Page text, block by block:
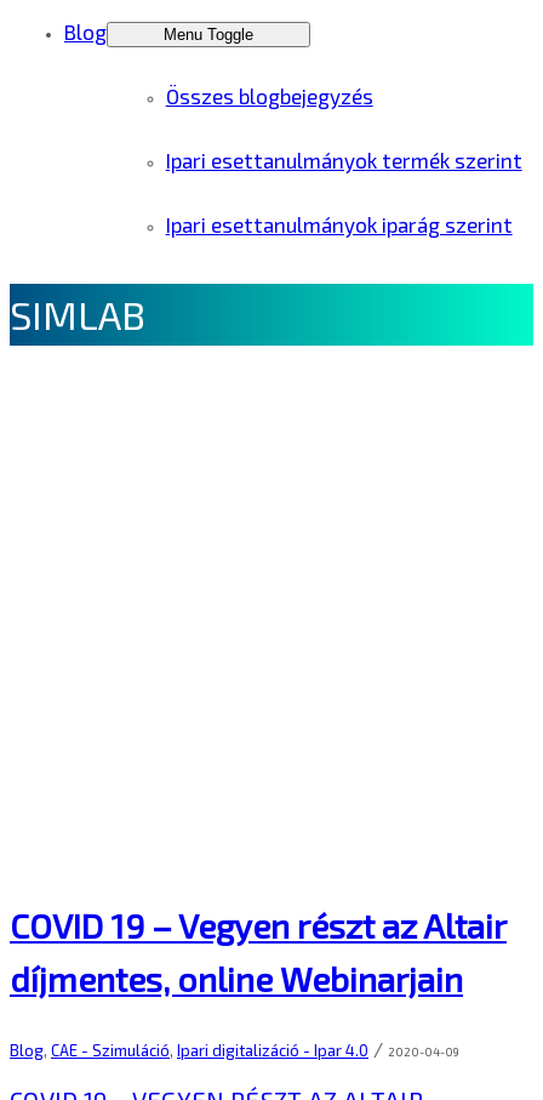
Blog Menu Toggle
Összes blogbejegyzés
Ipari esettanulmányok termék szerint
Ipari esettanulmányok iparág szerint
SIMLAB
COVID 19 – Vegyen részt az Altair
díjmentes, online Webinarjain
Blog, CAE - Szimuláció, Ipari digitalizáció - Ipar 4.0 / 2020-04-09